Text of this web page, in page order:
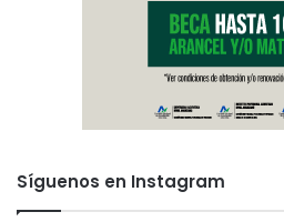
Síguenos en Instagram